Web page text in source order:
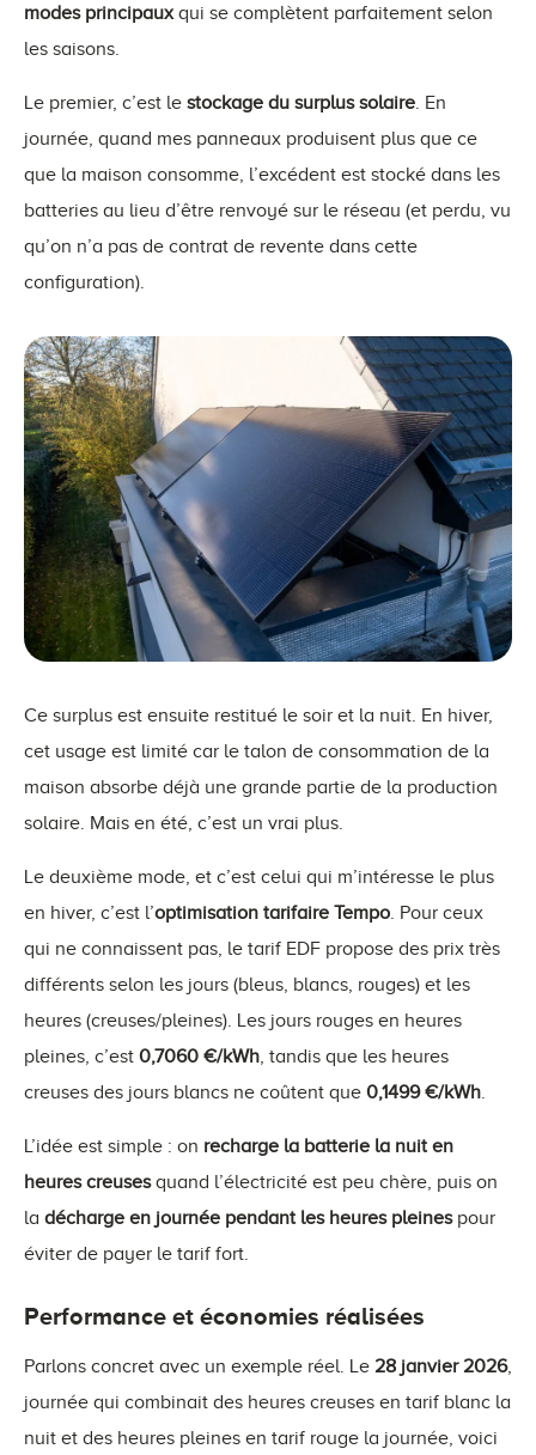
modes principauxqui se complètent parfaitement selon
les saisons.
Le premier, c’est le stockage du surplus solaire. En
journée, quand mes panneaux produisent plus que ce
que la maison consomme, l’excédent est stocké dans les
batteries au lieu d’être renvoyé sur le réseau (et perdu, vu
qu’on n’a pas de contrat de revente dans cette
configuration).
Ce surplus est ensuite restitué le soir et la nuit. En hiver,
cet usage est limité car le talon de consommation de la
maison absorbe déjà une grande partie de la production
solaire. Mais en été, c’est un vrai plus.
Le deuxième mode, et c’est celui qui m’intéresse le plus
en hiver, c’est l’optimisation tarifaire Tempo . Pour ceux
qui ne connaissent pas, le tarif EDF propose des prix très
différents selon les jours (bleus, blancs, rouges) et les
heures (creuses/pleines). Les jours rouges en heures
pleines, c’est 0,7060 €/kWh , tandis que les heures
creuses des jours blancs ne coûtent que 0,1499 €/kWh
L’idée est simple : on recharge la batterie la nuit en
heures creusesquand l’électricité est peu chère, puis on
la décharge en journée pendant les heures pleinespour
éviter de payer le tarif fort.
Performance et économies réalisées
Parlons concret avec un exemple réel. Le 28 janvier 2026,
journée qui combinait des heures creuses en tarif blanc la
nuit et des heures pleines en tarif rouge la journée, voici